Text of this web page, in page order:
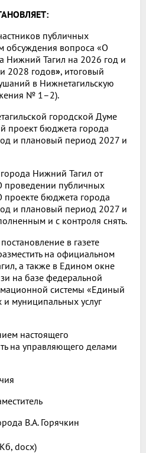
публичных
обсуждения вопроса «О
Нижний Тагил на 2026 год и
2028 годов», итоговый
в Нижнетагильскую
№ 1–2).
городской Думе
проект бюджета города
и плановый период 2027 и
Нижний Тагил от
публичных
бюджета города
и плановый период 2027 и
и с контроля снять.
в газете
на официальном
а также в Едином окне
на базе федеральной
системы «Единый
и муниципальных услуг
настоящего
на управляющего делами
В.А. Горячкин
docx)